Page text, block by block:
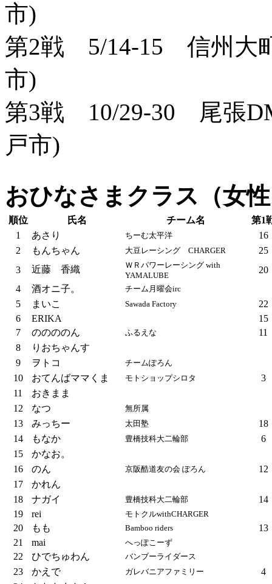
市)
第2戦 5/14-15 信州大
市)
第3戦 10/29-30 尾張
戸市)
おひなさまクラス（女
順位 氏名 チーム名
第1
1
あさり ちーむ太平洋
16
2
もんちゃん 大豆レーシング CHARGER
25
3
近藤 香織
ＷＲパワーレーシング with
YAMALUBE
20
4
酒オニ子。 チーム月曜会irc
5 まいこ Sawada Factory
22
6
ERIKA
15
7
ののののん ふるえな
11
8
りおちゃんす
9
ヲトコ チームぽろん
10 おてんばママくま モトショップシロタ
3
11
おきまま
12
なつ 無所属
13 みっちー 太田塾
18
14
もなか 豊橋技科大二輪部
6
15
かなお。
16
のん 京阪酷道友の会 ぽろん
12
17
かれん
18
ナガイ 豊橋技科大二輪部
14
19
rei モトクルwithCHARGER
20 もも Bamboo riders
13
21
mai へっぽこーず
22 ひでちゅわん バンブーライダース
23 かえで ガレバニアファミリー
4